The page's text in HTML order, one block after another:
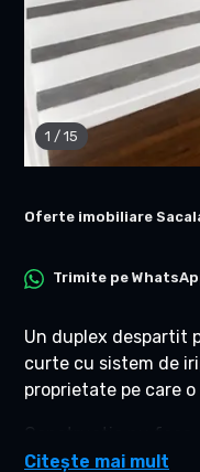
1 / 15
Oferte imobiliare
Trimite pe
Un duplex despartit
curte cu sistem de
proprietate pe care
Constructia nu face
geam tripan,
Citește mai mult